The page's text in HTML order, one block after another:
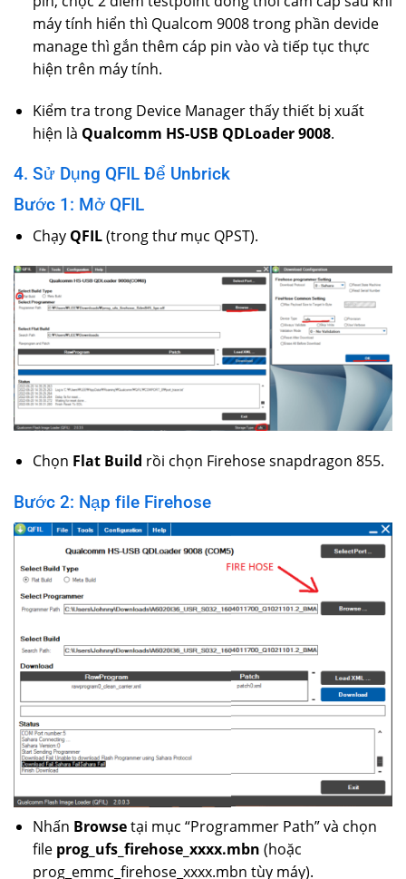
máy tính hiển thì Qualcom 9008 trong phần devide
manage thì gắn thêm cáp pin vào và tiếp tục thực
hiện trên máy tính.
Kiểm tra trong Device Manager thấy thiết bị xuất
hiện là Qualcomm HS-USB QDLoader 9008.
4. Sử Dụng QFIL Để Unbrick
Bước 1: Mở QFIL
Chạy QFIL(trong thư mục QPST).
Chọn Flat Build rồi chọn Firehose snapdragon 855.
Bước 2: Nạp file Firehose
Nhấn Browsetại mục “Programmer Path” và chọn
file prog_ufs_firehose_xxxx.mbn (hoặc
prog_emmc_firehose_xxxx.mbn tùy máy).